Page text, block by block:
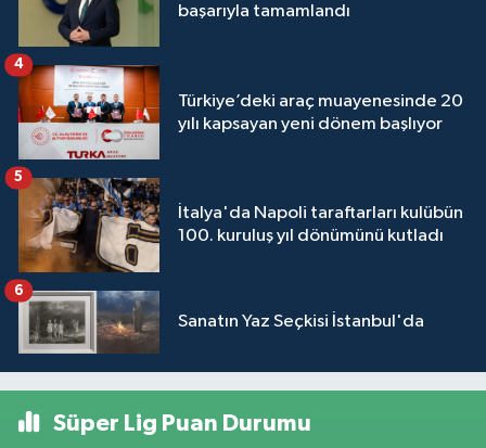
başarıyla tamamlandı
Türkiye’deki araç muayenesinde 20
yılı kapsayan yeni dönem başlıyor
4
İtalya'da Napoli taraftarları kulübün
100. kuruluş yıl dönümünü kutladı
5
Sanatın Yaz Seçkisi İstanbul'da
6
Süper Lig Puan Durumu